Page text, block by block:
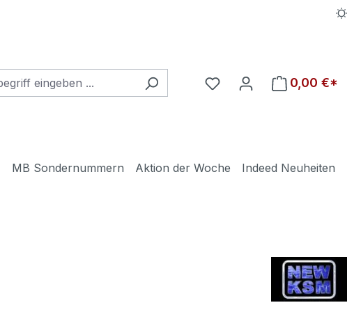
Du hast 0 Produkte auf
0,00 €*
MB Sondernummern Aktion der Woche
Indeed Neuheiten